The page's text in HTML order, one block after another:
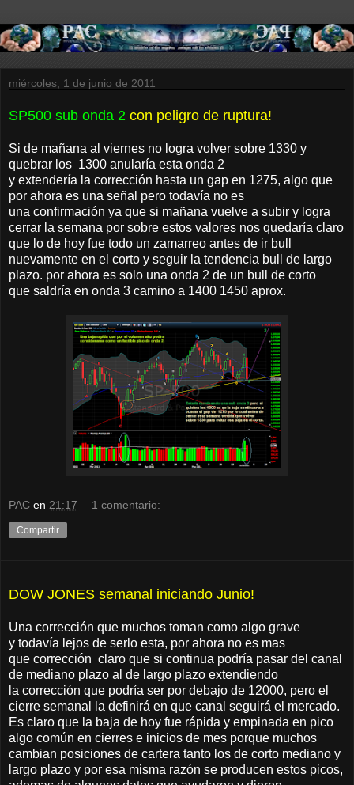
miércoles, 1 de junio de 2011
SP500 sub onda 2 con peligro de ruptura!
Si de mañana al viernes no logra volver sobre 1330 y
quebrar los 1300 anularía esta onda 2
y extendería la corrección hasta un gap en 1275, algo que
por ahora es una señal pero todavía no es
una confirmación ya que si mañana vuelve a subir y logra
cerrar la semana por sobre estos valores nos quedaría claro
que lo de hoy fue todo un zamarreo antes de ir bull
nuevamente en el corto y seguir la tendencia bull de largo
plazo. por ahora es solo una onda 2 de un bull de corto
que saldría en onda 3 camino a 1400 1450 aprox.
PAC en 21:17 1 comentario:
Compartir
DOW JONES semanal iniciando Junio!
Una corrección que muchos toman como algo grave
y todavía lejos de serlo esta, por ahora no es mas
que corrección claro que si continua podría pasar del canal
de mediano plazo al de largo plazo extendiendo
la corrección que podría ser por debajo de 12000, pero el
cierre semanal la definirá en que canal seguirá el mercado.
Es claro que la baja de hoy fue rápida y empinada en pico
algo común en cierres e inicios de mes porque muchos
cambian posiciones de cartera tanto los de corto mediano y
largo plazo y por esa misma razón se producen estos picos,